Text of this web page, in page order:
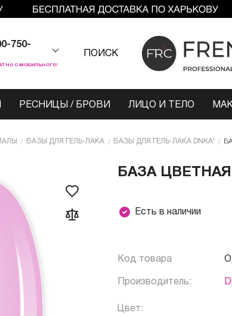
750-
С МОБИЛЬНОГО!
ПОИСК
РЕСНИЦЫ / БРОВИ ЛИЦО И ТЕЛО
БАЗЫ ДЛЯ ГЕЛЬ-ЛАКА БАЗЫ ДЛЯ ГЕЛЬ-ЛАКА DNKA'
БАЗА ЦВЕТНАЯ
Есть в наличии
Код товара
Производитель:
Цвет: